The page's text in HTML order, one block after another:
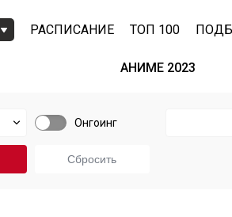
РАСПИСАНИЕ ТОП 100
АНИМЕ 2023
Онгоинг